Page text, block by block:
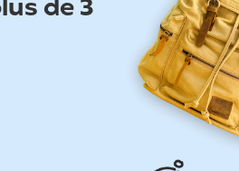
de 3